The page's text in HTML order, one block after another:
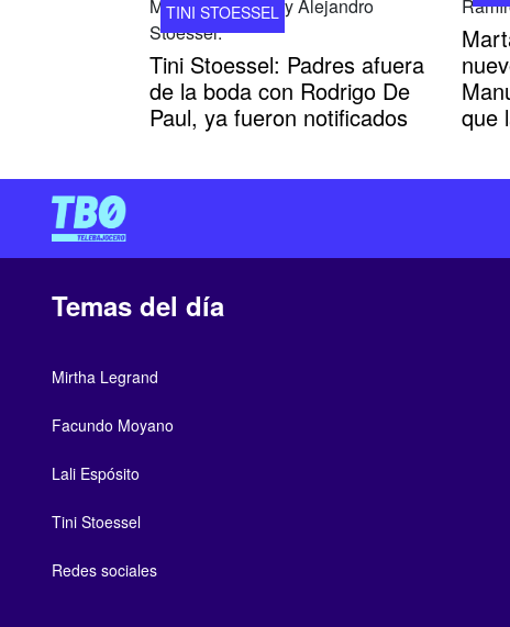
TINI STOESSEL
Tini Stoessel: Padres afuera
de la boda con Rodrigo De
Paul, ya fueron notificados
que
Temas del día
Mirtha Legrand
Facundo Moyano
Lali Espósito
Tini Stoessel
Redes sociales